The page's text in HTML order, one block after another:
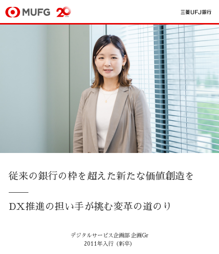
従来の銀行の枠を超えた新たな価値創造を
——
DX推進の担い手が挑む変革の道のり
デジタルサービス企画部 企画Gr
2011年入行（新卒）